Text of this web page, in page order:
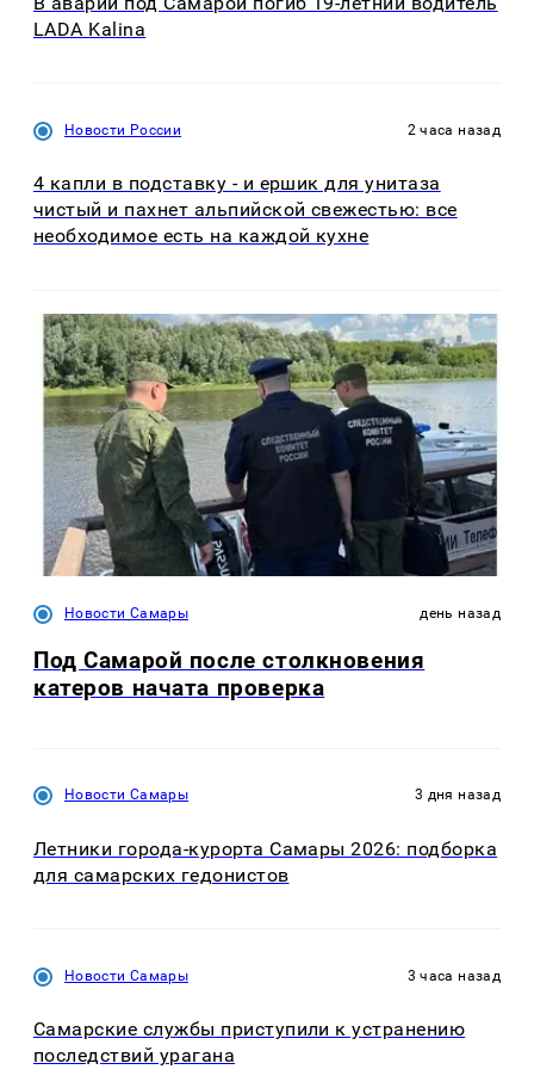
LADA Kalina
Новости России 2 часа назад
4 капли в подставку - и ершик для унитаза
чистый и пахнет альпийской свежестью: все
необходимое есть на каждой кухне
Новости Самары день назад
Под Самарой после столкновения
катеров начата проверка
Новости Самары 3 дня назад
Летники города-курорта Самары 2026: подборка
для самарских гедонистов
Новости Самары 3 часа назад
Самарские службы приступили к устранению
последствий урагана